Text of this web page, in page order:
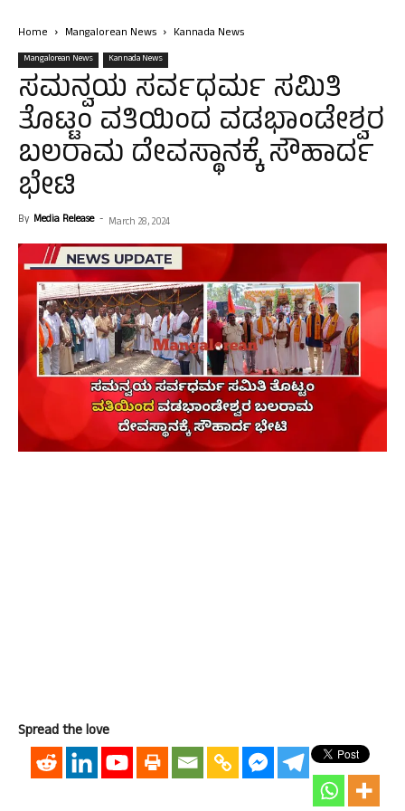
Home Mangalorean News Kannada News
Mangalorean News Kannada News
ಸಮನ್ವಯ ಸರ್ವಧರ್ಮ ಸಮಿತಿ
ತೊಟ್ಟಂ ವತಿಯಿಂದ ವಡಭಾಂಡೇಶ್ವರ
ಬಲರಾಮ ದೇವಸ್ಥಾನಕ್ಕೆ ಸೌಹಾರ್ದ
ಭೇಟಿ
By Media Release - March 28, 2024
Spread the love